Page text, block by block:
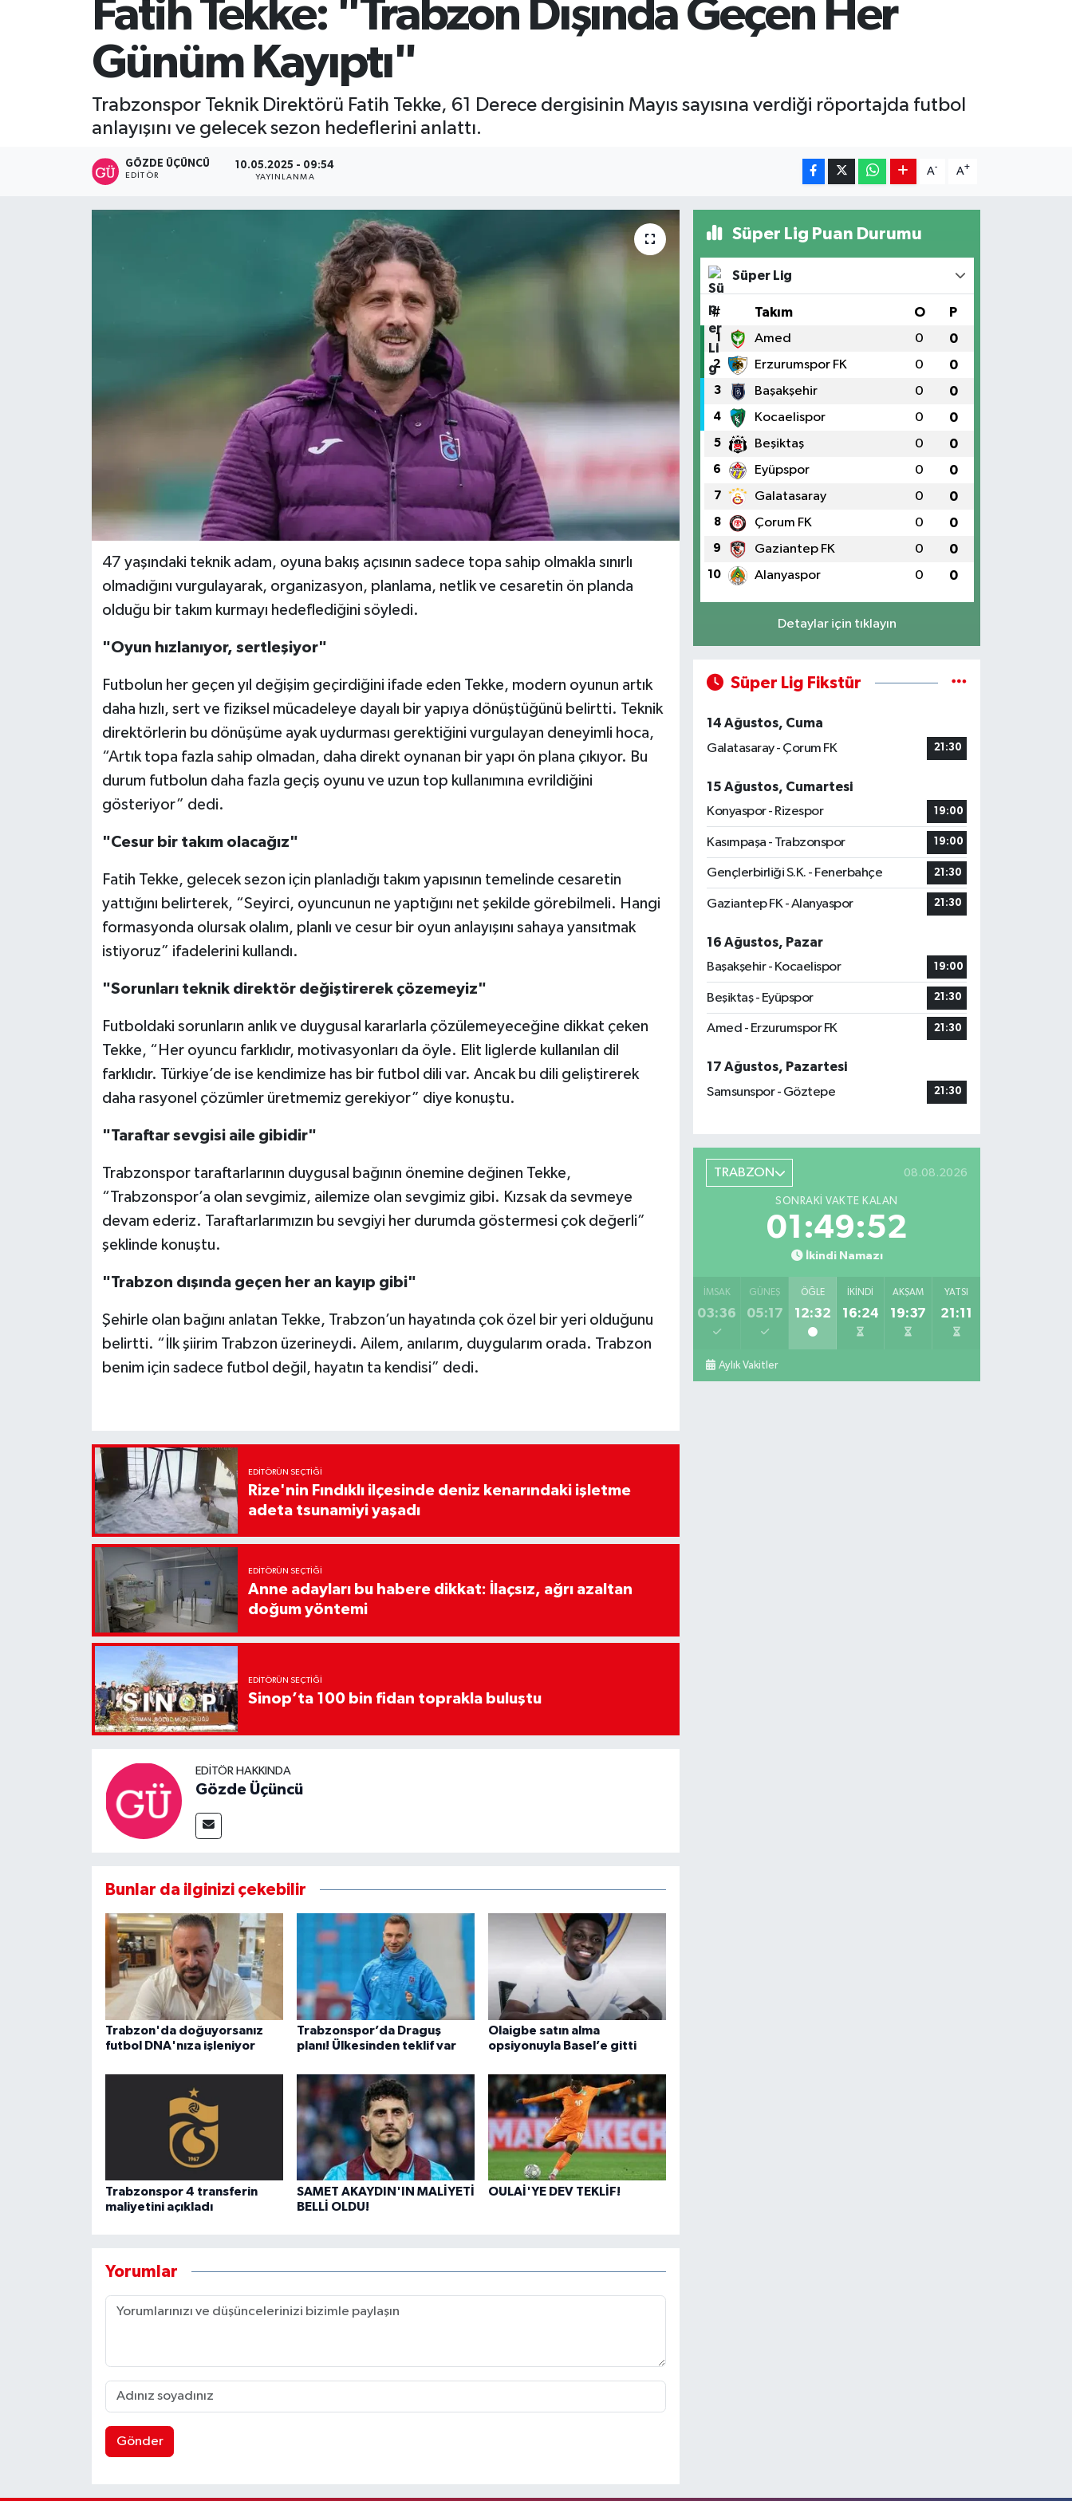
Fatih Tekke: "Trabzon Dışında Geçen Her
Günüm Kayıptı"
Trabzonspor Teknik Direktörü Fatih Tekke, 61 Derece dergisinin Mayıs sayısına verdiği röportajda futbol
anlayışını ve gelecek sezon hedeflerini anlattı.
GÖZDE ÜÇÜNCÜ
EDITÖR
10.05.2025 - 09:54
YAYINLANMA
A- A+
47 yaşındaki teknik adam, oyuna bakış açısının sadece topa sahip olmakla sınırlı
olmadığını vurgulayarak, organizasyon, planlama, netlik ve cesaretin ön planda
olduğu bir takım kurmayı hedeflediğini söyledi.
"Oyun hızlanıyor, sertleşiyor"
Futbolun her geçen yıl değişim geçirdiğini ifade eden Tekke, modern oyunun artık
daha hızlı, sert ve fiziksel mücadeleye dayalı bir yapıya dönüştüğünü belirtti. Teknik
direktörlerin bu dönüşüme ayak uydurması gerektiğini vurgulayan deneyimli hoca,
“Artık topa fazla sahip olmadan, daha direkt oynanan bir yapı ön plana çıkıyor. Bu
durum futbolun daha fazla geçiş oyunu ve uzun top kullanımına evrildiğini
gösteriyor” dedi.
"Cesur bir takım olacağız"
Fatih Tekke, gelecek sezon için planladığı takım yapısının temelinde cesaretin
yattığını belirterek, “Seyirci, oyuncunun ne yaptığını net şekilde görebilmeli. Hangi
formasyonda olursak olalım, planlı ve cesur bir oyun anlayışını sahaya yansıtmak
istiyoruz” ifadelerini kullandı.
"Sorunları teknik direktör değiştirerek çözemeyiz"
Futboldaki sorunların anlık ve duygusal kararlarla çözülemeyeceğine dikkat çeken
Tekke, “Her oyuncu farklıdır, motivasyonları da öyle. Elit liglerde kullanılan dil
farklıdır. Türkiye’de ise kendimize has bir futbol dili var. Ancak bu dili geliştirerek
daha rasyonel çözümler üretmemiz gerekiyor” diye konuştu.
"Taraftar sevgisi aile gibidir"
Trabzonspor taraftarlarının duygusal bağının önemine değinen Tekke,
“Trabzonspor’a olan sevgimiz, ailemize olan sevgimiz gibi. Kızsak da sevmeye
devam ederiz. Taraftarlarımızın bu sevgiyi her durumda göstermesi çok değerli”
şeklinde konuştu.
"Trabzon dışında geçen her an kayıp gibi"
Şehirle olan bağını anlatan Tekke, Trabzon’un hayatında çok özel bir yeri olduğunu
belirtti. “İlk şiirim Trabzon üzerineydi. Ailem, anılarım, duygularım orada. Trabzon
benim için sadece futbol değil, hayatın ta kendisi” dedi.
EDITÖRÜN SEÇTIĞI
Rize'nin Fındıklı ilçesinde deniz kenarındaki işletme
adeta tsunamiyi yaşadı
EDITÖRÜN SEÇTIĞI
Anne adayları bu habere dikkat: İlaçsız, ağrı azaltan
doğum yöntemi
EDITÖRÜN SEÇTIĞI
Sinop’ta 100 bin fidan toprakla buluştu
EDITÖR HAKKINDA
Gözde Üçüncü
Bunlar da ilginizi çekebilir
Trabzon'da doğuyorsanız
futbol DNA'nıza işleniyor
Trabzonspor’da Draguş
planı! Ülkesinden teklif var
Olaigbe satın alma
opsiyonuyla Basel’e gitti
Trabzonspor 4 transferin
maliyetini açıkladı
SAMET AKAYDIN'IN MALİYETİ
BELLİ OLDU!
OULAİ'YE DEV TEKLİF!
Yorumlar
Gönder
Süper Lig Puan Durumu
Süper Lig
# Takım O P
1 Amed 0 0
2 Erzurumspor FK 0 0
3 Başakşehir 0 0
4 Kocaelispor 0 0
5 Beşiktaş 0 0
6 Eyüpspor 0 0
7 Galatasaray 0 0
8 Çorum FK 0 0
9 Gaziantep FK 0 0
10 Alanyaspor 0 0
Detaylar için tıklayın
Süper Lig Fikstür
14 Ağustos, Cuma
Galatasaray - Çorum FK
21:30
15 Ağustos, Cumartesi
Konyaspor - Rizespor
19:00
Kasımpaşa - Trabzonspor 19:00
Gençlerbirliği S.K. - Fenerbahçe 21:30
Gaziantep FK - Alanyaspor 21:30
16 Ağustos, Pazar
Başakşehir - Kocaelispor
19:00
Beşiktaş - Eyüpspor 21:30
Amed - Erzurumspor FK 21:30
17 Ağustos, Pazartesi
Samsunspor - Göztepe
21:30
TRABZON 08.08.2026
SONRAKI VAKTE KALAN
01:49:51
İkindi Namazı
İMSAK
03:36
GÜNEŞ
05:17
ÖĞLE
12:32
İKINDI
16:24
AKŞAM
19:37
YATSI
21:11
Aylık Vakitler
SİYASET
Teknoloji
TRABZON